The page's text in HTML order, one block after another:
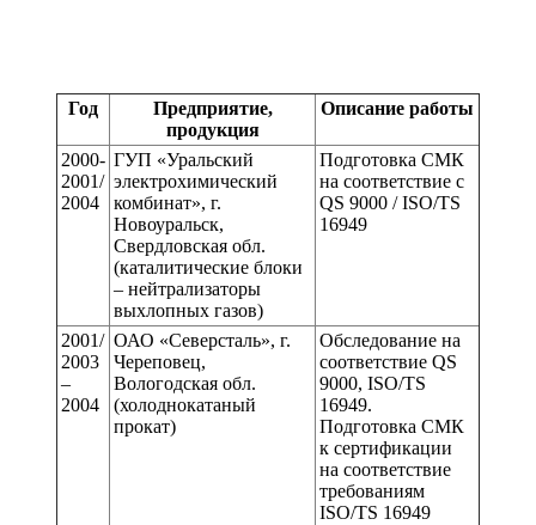
Год
Предприятие,
продукция
Описание работы
2000-
2001/
2004
ГУП «Уральский
электрохимический
комбинат», г.
Новоуральск,
Свердловская обл.
(каталитические блоки
– нейтрализаторы
выхлопных газов)
Подготовка СМК
на соответствие с
QS 9000 / ISO/TS
16949
2001/
2003
–
2004
ОАО «Северсталь», г.
Череповец,
Вологодская обл.
(холоднокатаный
прокат)
Обследование на
соответствие QS
9000, ISO/TS
16949.
Подготовка СМК
к сертификации
на соответствие
требованиям
ISO/TS 16949